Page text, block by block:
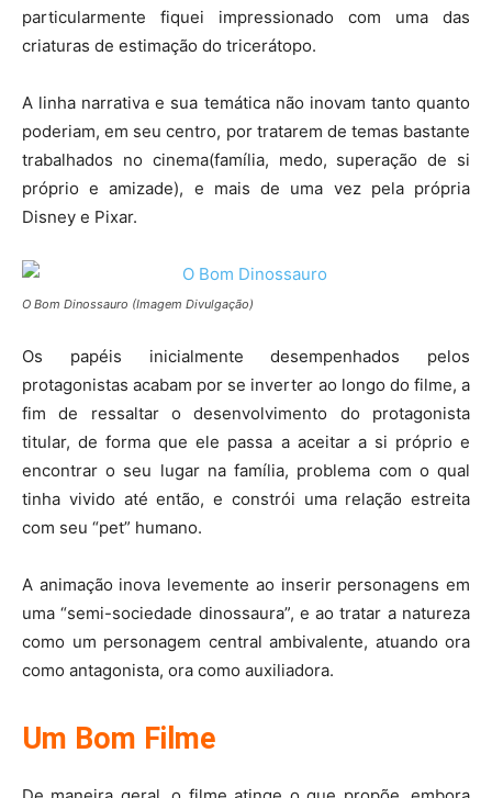
particularmente fiquei impressionado com uma das
criaturas de estimação do tricerátopo.
A linha narrativa e sua temática não inovam tanto quanto
poderiam, em seu centro, por tratarem de temas bastante
trabalhados no cinema(família, medo, superação de si
próprio e amizade), e mais de uma vez pela própria
Disney e Pixar.
O Bom Dinossauro (Imagem Divulgação)
Os papéis inicialmente desempenhados pelos
protagonistas acabam por se inverter ao longo do filme, a
fim de ressaltar o desenvolvimento do protagonista
titular, de forma que ele passa a aceitar a si próprio e
encontrar o seu lugar na família, problema com o qual
tinha vivido até então, e constrói uma relação estreita
com seu “pet” humano.
A animação inova levemente ao inserir personagens em
uma “semi-sociedade dinossaura”, e ao tratar a natureza
como um personagem central ambivalente, atuando ora
como antagonista, ora como auxiliadora.
Um Bom Filme